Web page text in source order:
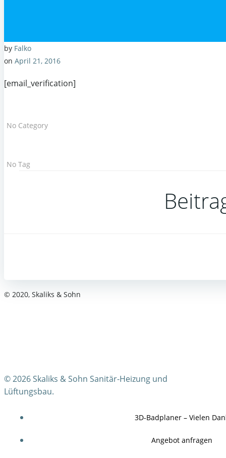
by Falko
on April 21, 2016
[email_verification]
No Category
No Tag
© 2020, Skaliks & Sohn
© 2026 Skaliks & Sohn Sanitär-Heizung und
Lüftungsbau.
3D-Badplaner – Vielen
Angebot anfragen